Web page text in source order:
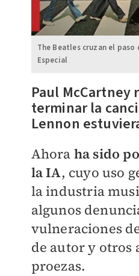
The Beatles cruzan el paso
Especial
Paul McCartney
terminar la
Lennon
Ahora ha sido
la IA, cuyo uso
la industria
algunos
vulneraciones
de autor y otros
proezas.